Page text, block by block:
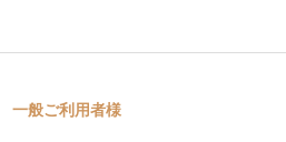
一般ご利用者様